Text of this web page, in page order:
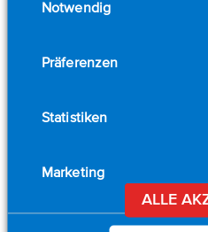
Dienste gesammelt haben.
Notwendig
Präferenzen
Statistiken
Marketing
ALLE
Die Datenerfassungssysteme
Branchen durch, darunter
Beispielsweise bieten unsere
Scheinleistung, Leistungsfaktor,
Gesamtverzerrung und viele
von Python™ und LabVIEW